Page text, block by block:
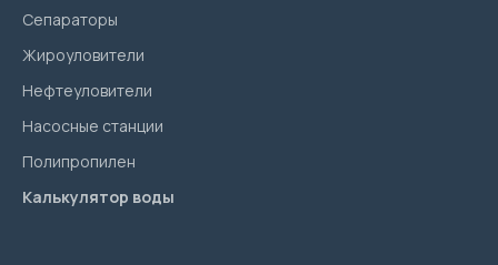
Сепараторы
Жироуловители
Нефтеуловители
Насосные станции
Полипропилен
Калькулятор воды